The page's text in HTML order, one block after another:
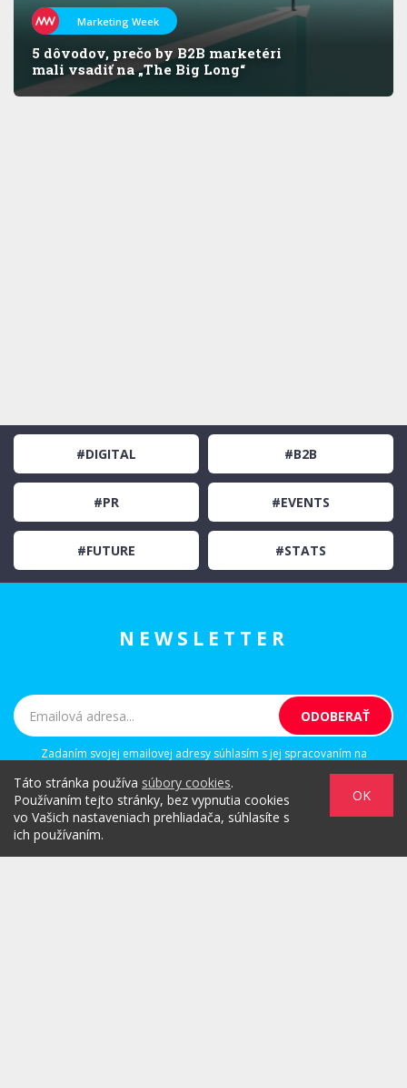
Táto stránka používa súbory cookies.
Používaním tejto stránky, bez vypnutia cookies
vo Vašich nastaveniach prehliadača, súhlasíte s
ich používaním.
OK
Marketing Week
5 dôvodov, prečo by B2B marketéri
mali vsadiť na „The Big Long“
#DIGITAL #B2B
#PR #EVENTS
#FUTURE #STATS
NEWSLETTER
Zadaním svojej emailovej adresy súhlasím s jej spracovaním na
osobným emailom za účelom informovania o novinkách.